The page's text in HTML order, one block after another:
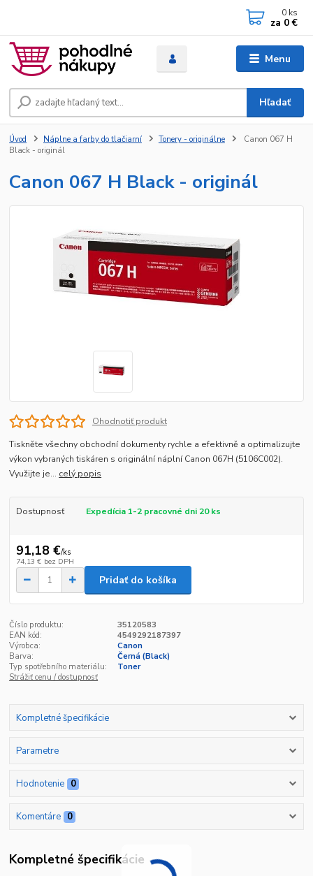
Menu
Hľadať
0 ks
za 0 €
Úvod Náplne a farby do tlačiarní Tonery - originálne
Canon 067 H
Black - originál
Canon 067 H Black - originál
Ohodnotiť produkt
Tiskněte všechny obchodní dokumenty rychle a efektivně a optimalizujte
výkon vybraných tiskáren s originální náplní Canon 067H (5106C002).
Využijte je... celý popis
Dostupnosť Expedícia 1-2 pracovné dni 20 ks
91,18 €/ks
74,13 € bez DPH
Pridať do košíka
Číslo produktu:
35120583
EAN kód:
4549292187397
Výrobca:
Canon
Barva:
Černá (Black)
Typ spotřebního materiálu:
Toner
Strážiť cenu / dostupnosť
Kompletné špecifikácie
Parametre
Hodnotenie 0
Komentáre 0
Kompletné špecifikácie